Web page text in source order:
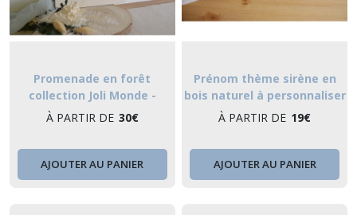
Promenade en forêt
collection Joli Monde -
modèle 3 - décoration
enfant motif champignon
À PARTIR DE 30€
AJOUTER AU PANIER
Prénom thème sirène en
bois naturel à personnaliser
À PARTIR DE 19€
AJOUTER AU PANIER